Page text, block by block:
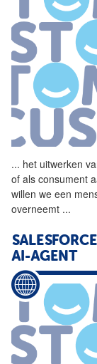
... het uitwerken
of als consument
willen we een
overneemt ...
AI-AGENT